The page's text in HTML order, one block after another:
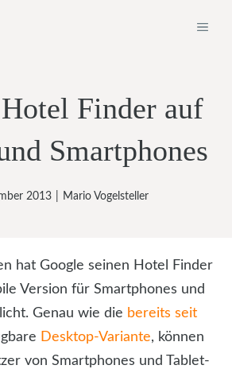
Finder auf
Smartphones
2013 Mario Vogelsteller
hat Google seinen Hotel Finder
Version für Smartphones und
Genau wie die bereits seit
Desktop-Variante, können
von Smartphones und Tablet-